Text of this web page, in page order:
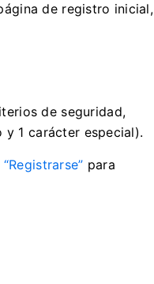
de registro inicial,
de seguridad,
y 1 carácter especial).
“Registrarse” para